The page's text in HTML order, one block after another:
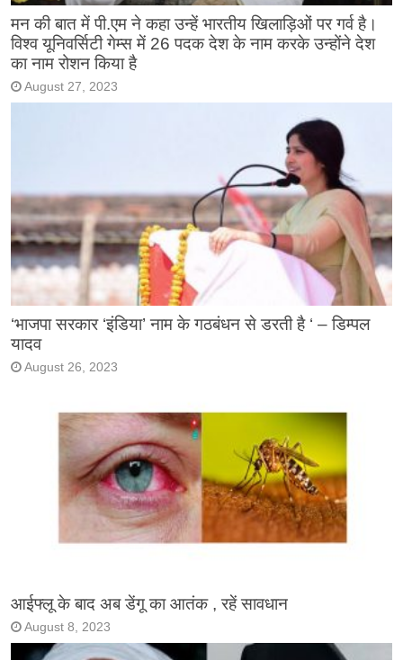
मन की बात में पी.एम ने कहा उन्हें भारतीय खिलाड़िओं पर गर्व है।
विश्व यूनिवर्सिटी गेम्स में 26 पदक देश के नाम करके उन्होंने देश
का नाम रोशन किया है
August 27, 2023
‘भाजपा सरकार ‘इंडिया’ नाम के गठबंधन से डरती है ‘ – डिम्पल
यादव
August 26, 2023
आईफ्लू के बाद अब डेंगू का आतंक , रहें सावधान
August 8, 2023